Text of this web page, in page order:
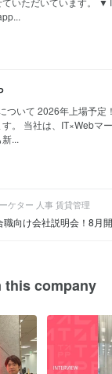
ついて 2026年上場予定
。 当社は、IT×Webマ
...
ケター 人事 賃貸管理
向け会社説明会！8月
this company